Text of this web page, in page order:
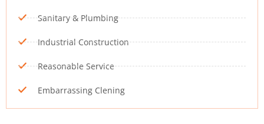
Sanitary & Plumbing
Industrial Construction
Reasonable Service
Embarrassing Clening